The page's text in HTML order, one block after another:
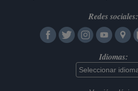
Redes sociales:
Idiomas: